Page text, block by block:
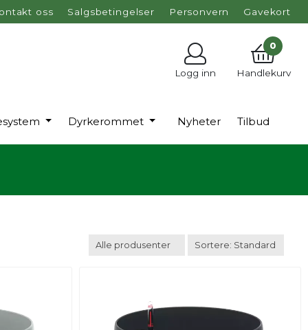
oss Salgsbetingelser Personvern Gavekort
Logg inn
0
Handlekurv
Dyrkerommet Nyheter Tilbud